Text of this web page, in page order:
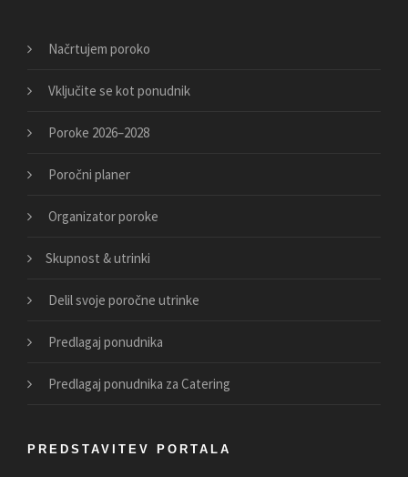
Načrtujem poroko
Vključite se kot ponudnik
Poroke 2026–2028
Poročni planer
Organizator poroke
Skupnost & utrinki
Delil svoje poročne utrinke
Predlagaj ponudnika
Predlagaj ponudnika za Catering
PREDSTAVITEV PORTALA